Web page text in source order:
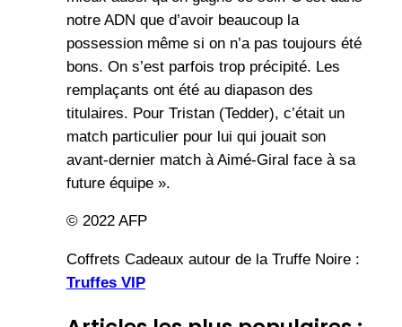
notre ADN que d’avoir beaucoup la
possession même si on n’a pas toujours été
bons. On s’est parfois trop précipité. Les
remplaçants ont été au diapason des
titulaires. Pour Tristan (Tedder), c’était un
match particulier pour lui qui jouait son
avant-dernier match à Aimé-Giral face à sa
future équipe ».
© 2022 AFP
Coffrets Cadeaux autour de la Truffe Noire :
Truffes VIP